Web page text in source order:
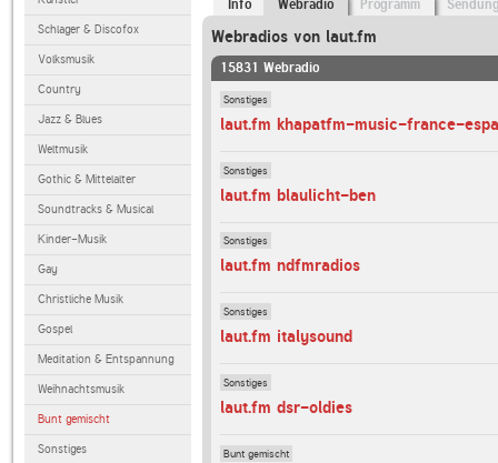
Schlager & Discofox
Volksmusik
Country
Jazz & Blues
Weltmusik
Gothic & Mittelalter
Soundtracks & Musical
Kinder-Musik
Gay
Christliche Musik
Gospel
Meditation & Entspannung
Weihnachtsmusik
Bunt gemischt
Sonstiges
Info Webradio Programm
Webradios von laut.fm
15831 Webradio
Sonstiges
laut.fm khapatfm-music-france-
Sonstiges
laut.fm blaulicht-ben
Sonstiges
laut.fm ndfmradios
Sonstiges
laut.fm italysound
Sonstiges
laut.fm dsr-oldies
Bunt gemischt